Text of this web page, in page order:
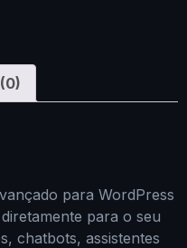
para WordPress
para o seu
chatbots, assistentes